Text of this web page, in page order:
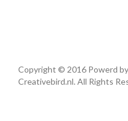
Copyright © 2016 Powerd by
Creativebird.nl. All Rights